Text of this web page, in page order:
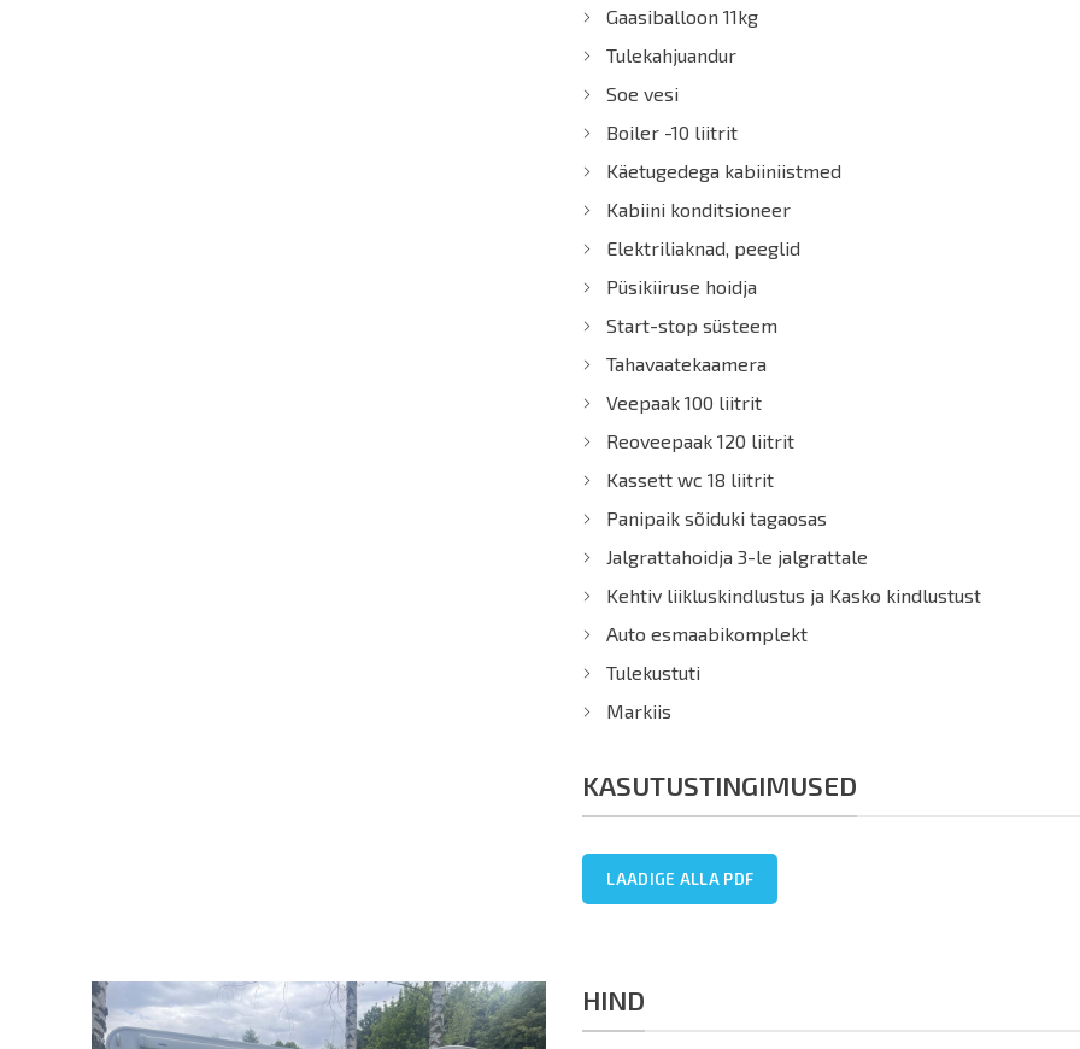
Gaasiballoon 11kg
Tulekahjuandur
Soe vesi
Boiler -10 liitrit
Käetugedega kabiiniistmed
Kabiini konditsioneer
Elektriliaknad, peeglid
Püsikiiruse hoidja
Start-stop süsteem
Tahavaatekaamera
Veepaak 100 liitrit
Reoveepaak 120 liitrit
Kassett wc 18 liitrit
Panipaik sõiduki tagaosas
Jalgrattahoidja 3-le jalgrattale
Kehtiv liikluskindlustus ja Kasko kindlustust
Auto esmaabikomplekt
Tulekustuti
Markiis
KASUTUSTINGIMUSED
LAADIGE ALLA PDF
HIND